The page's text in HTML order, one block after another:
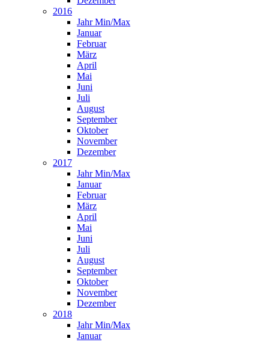
2016
Jahr Min/Max
Januar
Februar
März
April
Mai
Juni
Juli
August
September
Oktober
November
Dezember
2017
Jahr Min/Max
Januar
Februar
März
April
Mai
Juni
Juli
August
September
Oktober
November
Dezember
2018
Jahr Min/Max
Januar